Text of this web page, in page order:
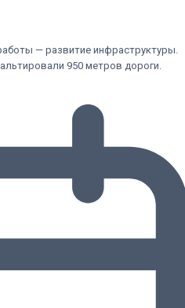
— развитие инфраструктуры.
950 метров дороги.